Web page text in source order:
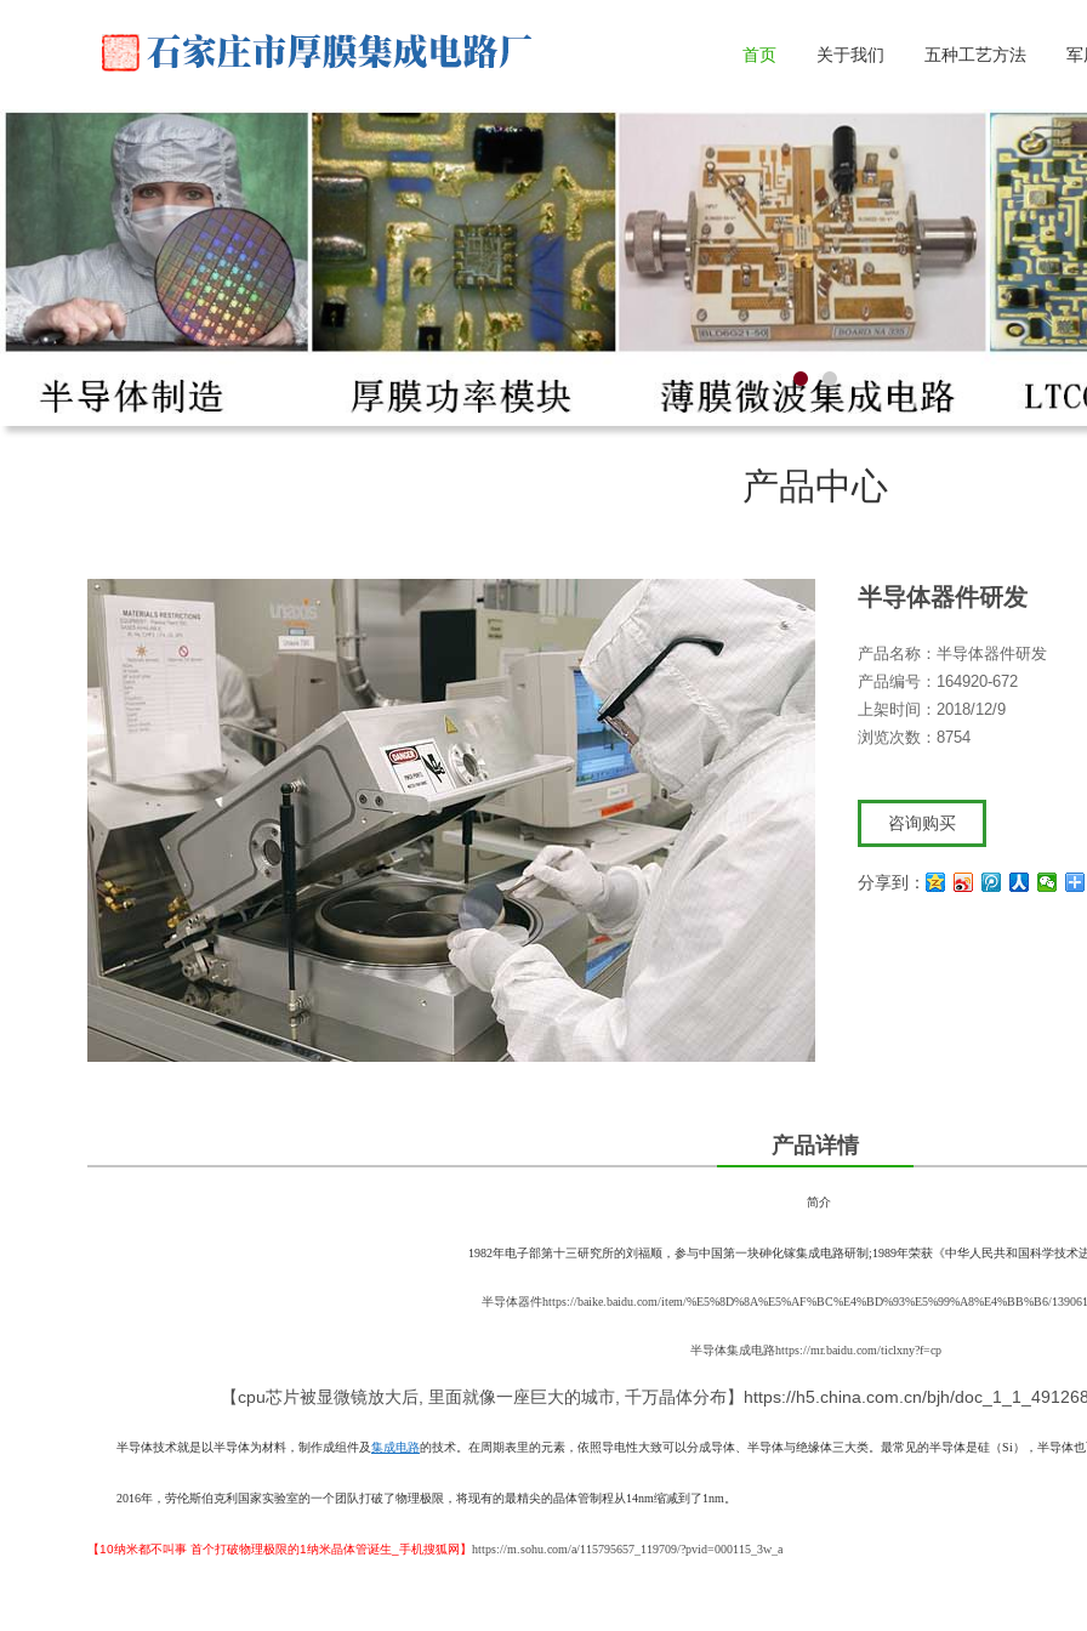
首页 关于我们 五种工艺方法 军
产品中心
半导体器件研发
产品名称：半导体器件研发
产品编号：164920-672
上架时间：2018/12/9
浏览次数：8754
咨询购买
分享到：
产品详情
简介
1982年电子部第十三研究所的刘福顺，参与中国第一块砷化镓集成电路研制;1989年荣获《中华人民共和国科学技术
半导体器件https://baike.baidu.com/item/%E5%8D%8A%E5%AF%BC%E4%BD%93%E5%99%A8%E4%BB%B6/
半导体集成电路https://mr.baidu.com/ticlxny?f=cp
【cpu芯片被显微镜放大后, 里面就像一座巨大的城市, 千万晶体分布】 https://h5.china.com.cn/bjh/
半导体技术就是以半导体为材料，制作成组件及集成电路的技术。在周期表里的元素，依照导电性大致可以分成导体、半导体与绝缘体三大类。最常见的半导体是硅（Si），半导体
2016年，劳伦斯伯克利国家实验室的一个团队打破了物理极限，将现有的最精尖的晶体管制程从14nm缩减到了1nm。
【10纳米都不叫事 首个打破物理极限的1纳米晶体管诞生_手机搜狐网】 https://m.sohu.com/a/115795657_119709/?pvid=000115_3w_a